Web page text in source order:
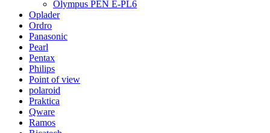
Olympus PEN E-PL6
Oplader
Ordro
Panasonic
Pearl
Pentax
Philips
Point of view
polaroid
Praktica
Qware
Ramos